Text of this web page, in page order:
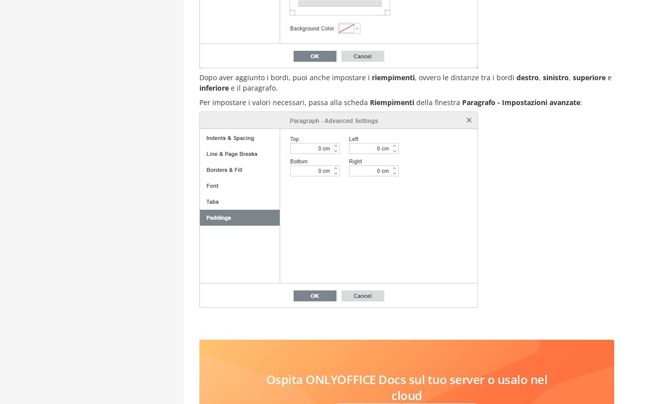
Dopo aver aggiunto i bordi, puoi anche impostare i riempimenti, ovvero le distanze tra i bordi destro, sinistro, superiore e
inferiore e il paragrafo.
Per impostare i valori necessari, passa alla scheda Riempimenti della finestra Paragrafo - Impostazioni avanzate:
Ospita ONLYOFFICE Docs sul tuo server o usalo nel
cloud